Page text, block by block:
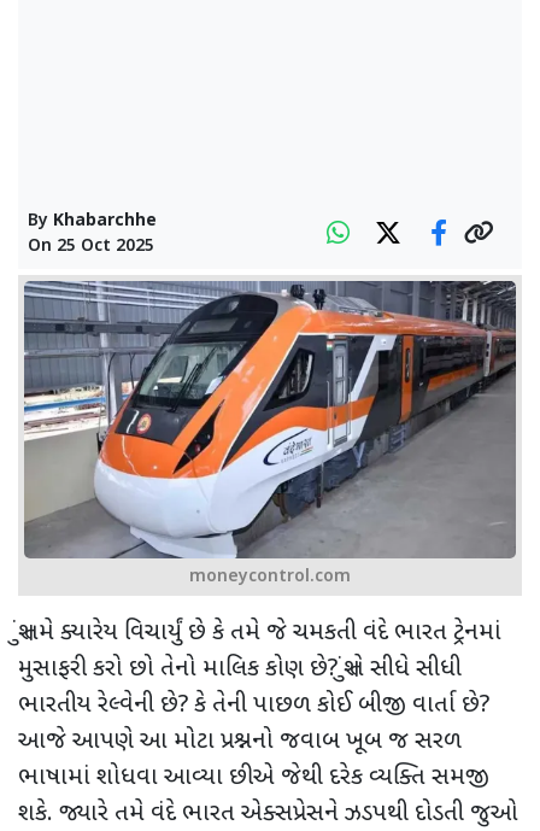
By Khabarchhe
On 25 Oct 2025
moneycontrol.com
શું તમે ક્યારેય વિચાર્યું છે કે તમે જે ચમકતી વંદે ભારત ટ્રેનમાં
મુસાફરી કરો છો તેનો માલિક કોણ છે? શું તે સીધે સીધી
ભારતીય રેલ્વેની છે? કે તેની પાછળ કોઈ બીજી વાર્તા છે?
આજે આપણે આ મોટા પ્રશ્નનો જવાબ ખૂબ જ સરળ
ભાષામાં શોધવા આવ્યા છીએ જેથી દરેક વ્યક્તિ સમજી
શકે. જ્યારે તમે વંદે ભારત એક્સપ્રેસને ઝડપથી દોડતી જુઓ